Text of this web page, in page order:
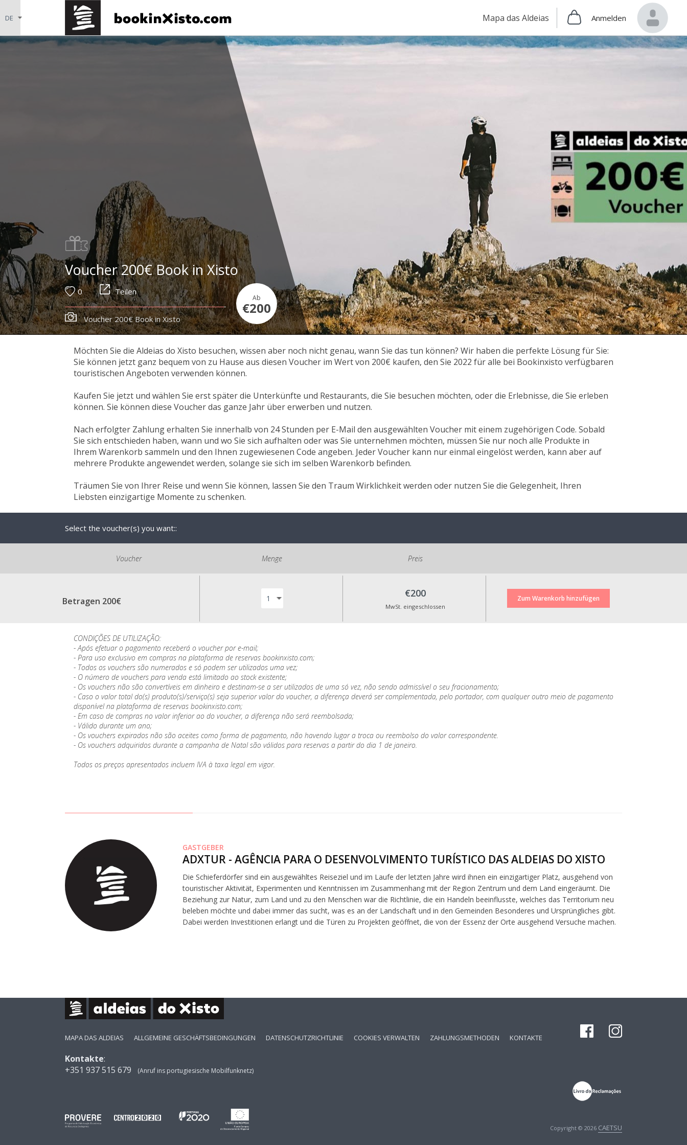
Mapa das Aldeias Anmelden
Voucher 200€ Book in Xisto
0 Teilen
Ab
€200
Voucher 200€ Book in Xisto
Möchten Sie die Aldeias do Xisto besuchen, wissen aber noch nicht genau, wann Sie das tun können? Wir haben die perfekte Lösung für Sie:
Sie können jetzt ganz bequem von zu Hause aus diesen Voucher im Wert von 200€ kaufen, den Sie 2022 für alle bei Bookinxisto verfügbaren
touristischen Angeboten verwenden können.
Kaufen Sie jetzt und wählen Sie erst später die Unterkünfte und Restaurants, die Sie besuchen möchten, oder die Erlebnisse, die Sie erleben
können. Sie können diese Voucher das ganze Jahr über erwerben und nutzen.
Nach erfolgter Zahlung erhalten Sie innerhalb von 24 Stunden per E-Mail den ausgewählten Voucher mit einem zugehörigen Code. Sobald
Sie sich entschieden haben, wann und wo Sie sich aufhalten oder was Sie unternehmen möchten, müssen Sie nur noch alle Produkte in
Ihrem Warenkorb sammeln und den Ihnen zugewiesenen Code angeben. Jeder Voucher kann nur einmal eingelöst werden, kann aber auf
mehrere Produkte angewendet werden, solange sie sich im selben Warenkorb befinden.
Träumen Sie von Ihrer Reise und wenn Sie können, lassen Sie den Traum Wirklichkeit werden oder nutzen Sie die Gelegenheit, Ihren
Liebsten einzigartige Momente zu schenken.
Select the voucher(s) you want::
Voucher Menge Preis
Betragen 200€
€200
MwSt. eingeschlossen
CONDIÇÕES DE UTILIZAÇÃO:
- Após efetuar o pagamento receberá o voucher por e-mail;
- Para uso exclusivo em compras na plataforma de reservas bookinxisto.com;
- Todos os vouchers são numerados e só podem ser utilizados uma vez;
- O número de vouchers para venda está limitado ao stock existente;
- Os vouchers não são convertíveis em dinheiro e destinam-se a ser utilizados de uma só vez, não sendo admissível o seu fracionamento;
- Caso o valor total do(s) produto(s)/serviço(s) seja superior valor do voucher, a diferença deverá ser complementada, pelo portador, com qualquer outro meio de pagamento
disponível na plataforma de reservas bookinxisto.com;
- Em caso de compras no valor inferior ao do voucher, a diferença não será reembolsada;
- Válido durante um ano;
- Os vouchers expirados não são aceites como forma de pagamento, não havendo lugar a troca ou reembolso do valor correspondente.
- Os vouchers adquiridos durante a campanha de Natal são válidos para reservas a partir do dia 1 de janeiro.
Todos os preços apresentados incluem IVA à taxa legal em vigor.
GASTGEBER
ADXTUR - AGÊNCIA PARA O DESENVOLVIMENTO TURÍSTICO DAS ALDEIAS DO XISTO
Die Schieferdörfer sind ein ausgewähltes Reiseziel und im Laufe der letzten Jahre wird ihnen ein einzigartiger Platz, ausgehend von
touristischer Aktivität, Experimenten und Kenntnissen im Zusammenhang mit der Region Zentrum und dem Land eingeräumt. Die
Beziehung zur Natur, zum Land und zu den Menschen war die Richtlinie, die ein Handeln beeinflusste, welches das Territorium neu
beleben möchte und dabei immer das sucht, was es an der Landschaft und in den Gemeinden Besonderes und Ursprüngliches gibt.
Dabei werden Investitionen erlangt und die Türen zu Projekten geöffnet, die von der Essenz der Orte ausgehend Versuche machen.
MAPA DAS ALDEIAS ALLGEMEINE GESCHÄFTSBEDINGUNGEN DATENSCHUTZRICHTLINIE COOKIES VERWALTEN ZAHLUNGSMETHODEN KONTAKTE
Kontakte:
+351 937 515 679
(Anruf ins portugiesische Mobilfunknetz)
Copyright © 2026 CAETSU